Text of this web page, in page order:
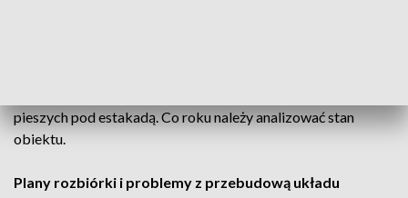
pieszych pod estakadą. Co roku należy analizować stan
obiektu.
Plany rozbiórki i problemy z przebudową układu